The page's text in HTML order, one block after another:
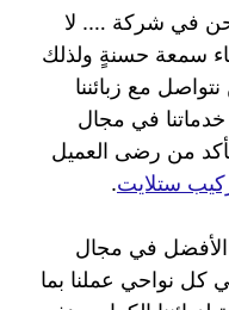
نحن في شركة …. لا
سمعة حسنةٍ ولذلك
مع زبائننا
في مجال
من رضى العميل
ستلايت.
الأفضل في مجال
كل نواحي عملنا بما